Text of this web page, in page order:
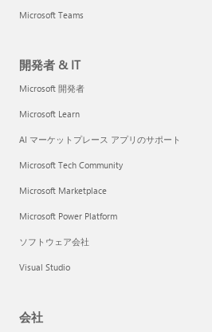
Microsoft Teams
開発者 & IT
Microsoft 開発者
Microsoft Learn
AI マーケットプレース アプリのサポート
Microsoft Tech Community
Microsoft Marketplace
Microsoft Power Platform
ソフトウェア会社
Visual Studio
会社